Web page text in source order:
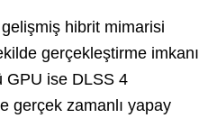
hibrit mimarisi
gerçekleştirme imkanı
GPU ise DLSS 4
gerçek zamanlı yapay